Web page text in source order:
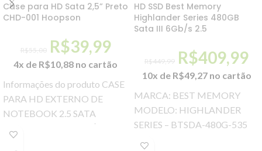
Case para HD Sata 2,5” Preto
CHD-001 Hoopson
R$55,00 R$39,99
4x de R$10,88 no cartão
Informações do produto CASE
PARA HD EXTERNO DE
NOTEBOOK 2.5 SATA
HD SSD Best Memory
Highlander Series 480GB
Sata III 6Gb/s 2.5
R$449,99 R$409,99
10x de R$49,27 no cartão
MARCA: BEST MEMORY
MODELO: HIGHLANDER
SERIES – BTSDA-480G-535